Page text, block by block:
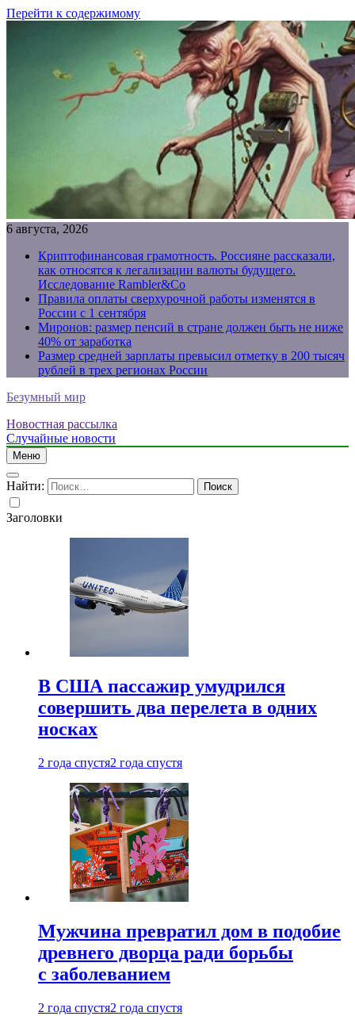
Перейти к содержимому
6 августа, 2026
Криптофинансовая грамотность. Россияне рассказали,
как относятся к легализации валюты будущего.
Исследование Rambler&Co
Правила оплаты сверхурочной работы изменятся в
России с 1 сентября
Миронов: размер пенсий в стране должен быть не ниже
40% от заработка
Размер средней зарплаты превысил отметку в 200 тысяч
рублей в трех регионах России
Безумный мир
Новостная рассылка
Случайные новости
Меню
Найти:
Заголовки
В США пассажир умудрился
совершить два перелета в одних
носках
2 года спустя2 года спустя
Мужчина превратил дом в подобие
древнего дворца ради борьбы
с заболеванием
2 года спустя2 года спустя